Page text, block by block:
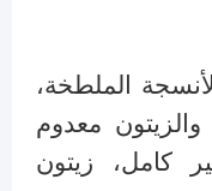
الملطخة،
معدوم
كامل، زيتون